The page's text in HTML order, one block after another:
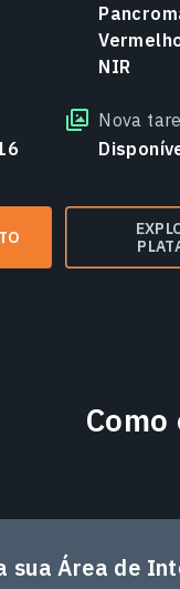
NIR
Nova
sua Área de